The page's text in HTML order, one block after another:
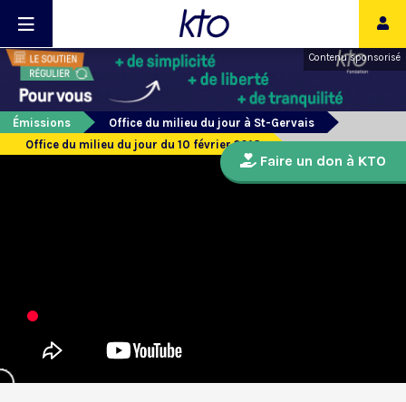
Contenu sponsorisé
Émissions
Office du milieu du jour à St-Gervais
Office du milieu du jour du 10 février 2018
Faire un don à KTO